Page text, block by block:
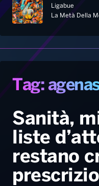
Home
Hit
Notizie
Locali
Musica
Sport
Radio
Playlist
Gallery
Radio Norba
Voce al Bari
Battiti Live
Gallery
Ligabue
La Metà Della
Tag:
Sanità,
liste
restano